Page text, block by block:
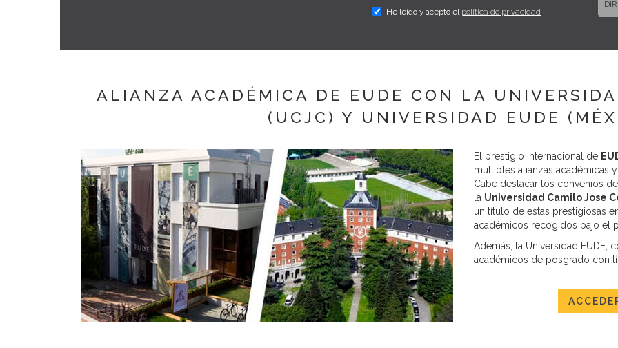
He leído y acepto el política de privacidad
ALIANZA ACADÉMICA DE EUDE CON LA
(UCJC) Y UNIVERSIDAD EUDE
El prestigio internacional de
múltiples alianzas académicas
Cabe destacar los convenios
la Universidad Camilo Jose
un título de estas prestigiosas
académicos recogidos bajo el
Además, la Universidad EUDE,
académicos de posgrado con